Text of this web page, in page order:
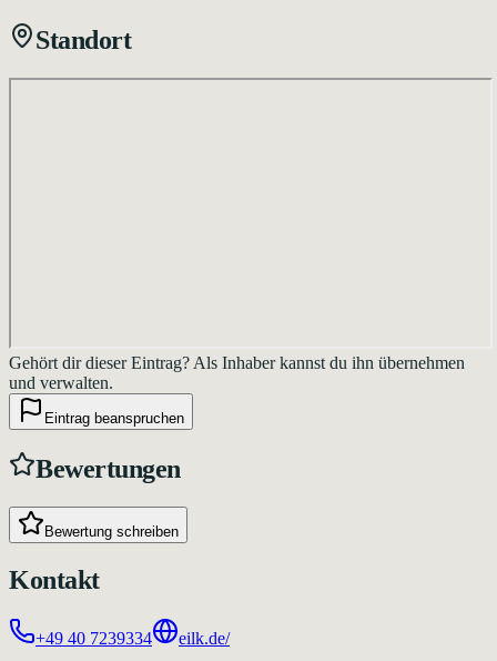
Standort
Gehört dir dieser Eintrag? Als Inhaber kannst du ihn übernehmen
und verwalten.
Eintrag beanspruchen
Bewertungen
Bewertung schreiben
Kontakt
+49 40 7239334 eilk.de/